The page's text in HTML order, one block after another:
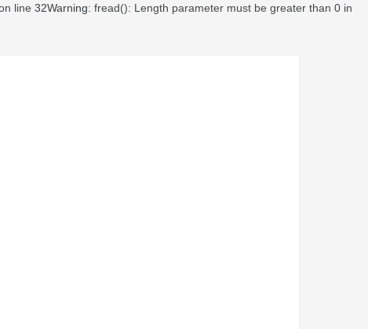
line 32Warning: fread(): Length parameter must be greater than 0 in